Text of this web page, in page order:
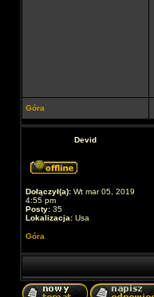
Góra
Devid
Dołączył(a): Wt mar 05, 2019
4:55 pm
Posty: 35
Lokalizacja: Usa
Góra